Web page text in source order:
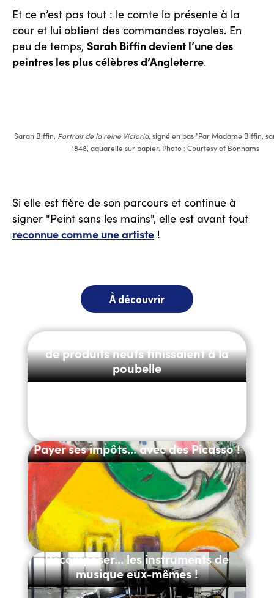
Et ce n’est pas tout : le comte la présente à la
cour et lui obtient des commandes royales. En
peu de temps, Sarah Biffin devient l’une des
peintres les plus célèbres d’Angleterre.
Sarah Biffin, Portrait de la reine Victoria, signé en bas "Par Madame Biffin,
1848, aquarelle sur papier. Photo : Courtesy of Bonhams
Si elle est fière de son parcours et continue à
signer "Peint sans les mains", elle est avant tout
reconnue comme une artiste !
À découvrir
E-commerce : pourquoi des millions
de produits neufs finissaient à la
poubelle
Payer ses impôts... avec des Picasso !
Recomposer... les instruments de
musique eux-mêmes !